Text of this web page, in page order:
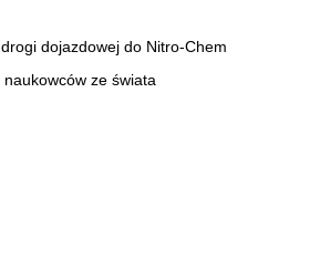
dojazdowej do Nitro-Chem
ze świata